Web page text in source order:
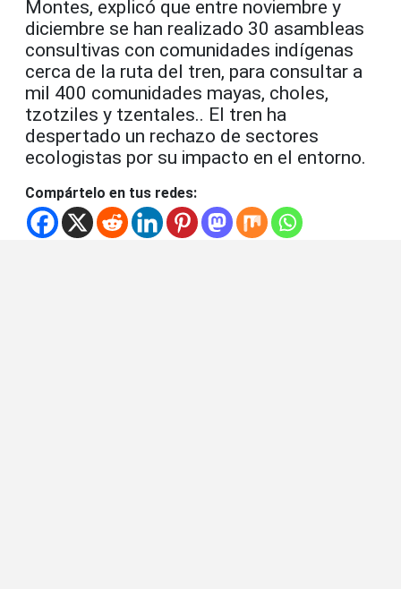
Montes, explicó que entre noviembre y
diciembre se han realizado 30 asambleas
consultivas con comunidades indígenas
cerca de la ruta del tren, para consultar a
mil 400 comunidades mayas, choles,
tzotziles y tzentales.. El tren ha
despertado un rechazo de sectores
ecologistas por su impacto en el entorno.
Compártelo en tus redes: